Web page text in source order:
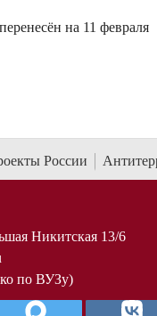
на 11 февраля
России
Никитская 13/6
по ВУЗу)